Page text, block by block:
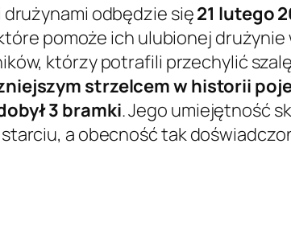
odbędzie się21 lutego
pomoże ich ulubionej drużynie
którzy potrafili przechylić
strzelcem w historii
3 bramki. Jego umiejętność
a obecność tak